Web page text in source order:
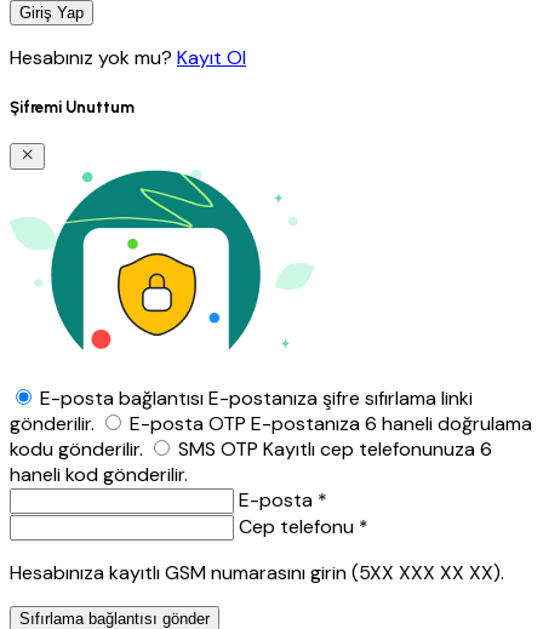
Giriş Yap
Hesabınız yok mu? Kayıt Ol
Şifremi Unuttum
E-posta bağlantısıE-postanıza şifre sıfırlama linki
gönderilir.
E-posta OTP E-postanıza 6 haneli doğrulama
kodu gönderilir.
SMS OTP Kayıtlı cep telefonunuza 6
haneli kod gönderilir.
E-posta *
Cep telefonu *
Hesabınıza kayıtlı GSM numarasını girin (5XX XXX XX XX).
Sıfırlama bağlantısı gönder